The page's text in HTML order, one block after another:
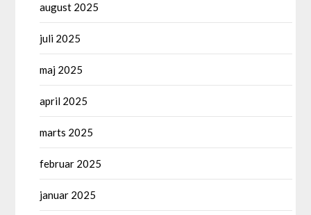
august 2025
juli 2025
maj 2025
april 2025
marts 2025
februar 2025
januar 2025